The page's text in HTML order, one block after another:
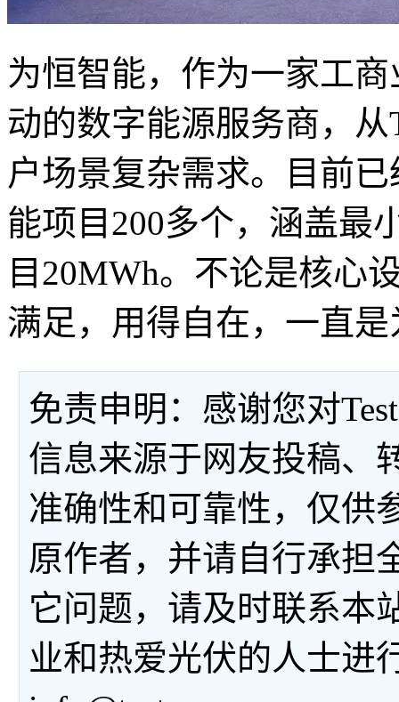
为恒智能，作为一家工
动的数字能源服务商，
户场景复杂需求。目前
能项目200多个，涵盖最
目20MWh。不论是核心
满足，用得自在，一直
免责申明：感谢您对
信息来源于网友投稿、
准确性和可靠性，仅供
原作者，并请自行承担
它问题，请及时联系本
业和热爱光伏的人士进